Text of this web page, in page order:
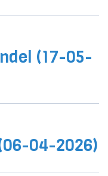
(17-05-
04-2026)